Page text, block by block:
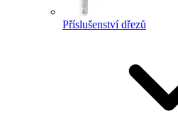
Příslušenství dřezů